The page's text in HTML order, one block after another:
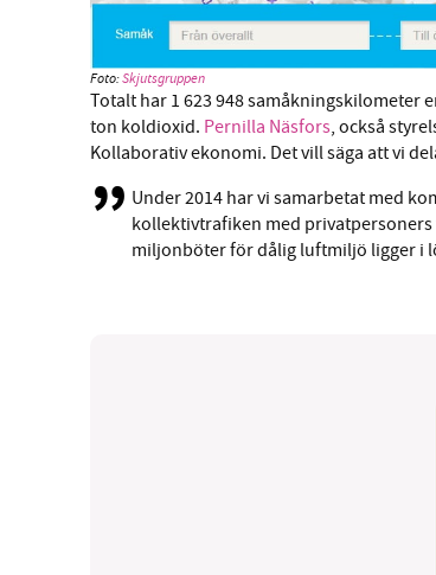
Foto:Skjutsgruppen
Totalt har 1 623 948 samåkningskilometer
ton koldioxid. Pernilla Näsfors, också
Kollaborativ ekonomi. Det vill säga att vi
Under 2014 har vi samarbetat med
kollektivtrafiken med privatpersoners
miljonböter för dålig luftmiljö ligger i